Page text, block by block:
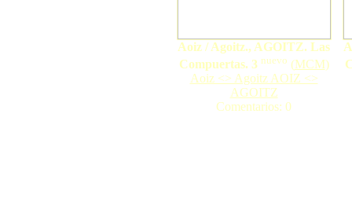
Aoiz / Agoitz., AGOITZ. Las
Compuertas. 3 nuevo (MCM)
Aoiz <> Agoitz AOIZ <>
AGOITZ
Comentarios: 0